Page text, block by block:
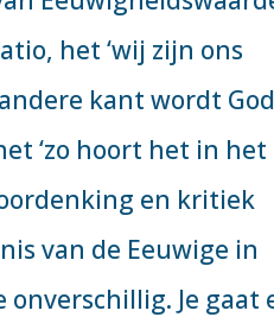
het ‘wij zijn ons
kant wordt
‘zo hoort het in het
en kritiek
van de Eeuwige in
Je gaat